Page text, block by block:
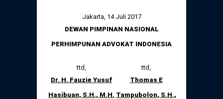
Jakarta, 14 Juli 2017
DEWAN PIMPINAN NASIONAL
PERHIMPUNAN ADVOKAT INDONESIA
ttd,
ttd,
Dr. H. Fauzie Yusuf
Hasibuan, S.H., M.H.
Thomas E
Tampubolon, S.H.,